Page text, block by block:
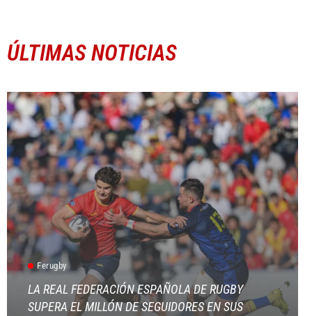
ÚLTIMAS NOTICIAS
Ferugby
LA REAL FEDERACIÓN ESPAÑOLA DE RUGBY
SUPERA EL MILLÓN DE SEGUIDORES EN SUS